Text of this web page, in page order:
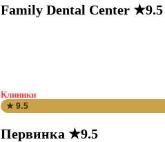
Family Dental Center ★9.5
Клиники
★ 9.5
Первинка ★9.5